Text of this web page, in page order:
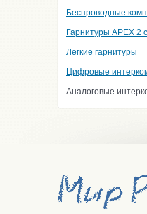
Беспроводные
Гарнитуры APEX 2
Легкие гарнитуры
Цифровые
Аналоговые